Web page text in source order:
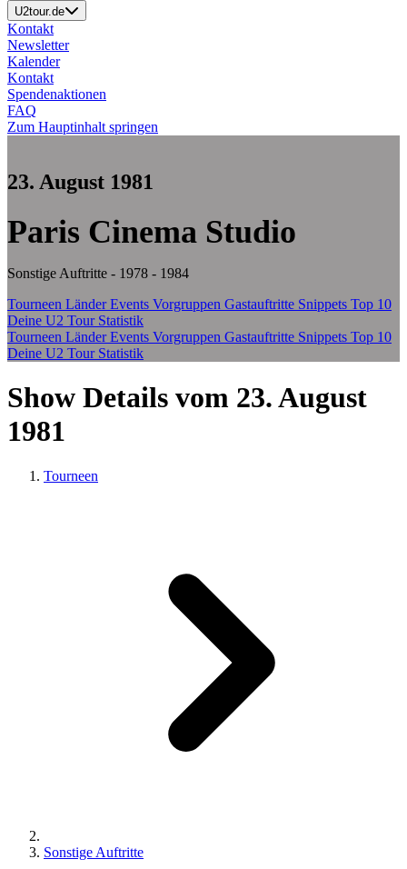
U2tour.de
Kontakt
Newsletter
Kalender
Kontakt
Spendenaktionen
FAQ
Zum Hauptinhalt springen
23. August 1981
Paris Cinema Studio
Sonstige Auftritte - 1978 - 1984
Tourneen LänderEvents Vorgruppen Gastauftritte Snippets Top 10
Deine U2 Tour Statistik
Tourneen LänderEvents Vorgruppen Gastauftritte Snippets Top 10
Deine U2 Tour Statistik
Show Details vom 23. August
1981
Tourneen
Sonstige Auftritte